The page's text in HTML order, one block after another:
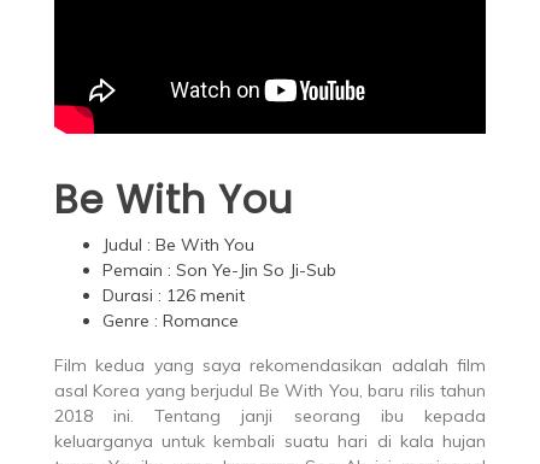
Be With You
Judul : Be With You
Pemain : Son Ye-Jin So Ji-Sub
Durasi : 126 menit
Genre : Romance
Film kedua yang saya rekomendasikan adalah film
asal Korea yang berjudul Be With You, baru rilis tahun
2018 ini. Tentang janji seorang ibu kepada
keluarganya untuk kembali suatu hari di kala hujan